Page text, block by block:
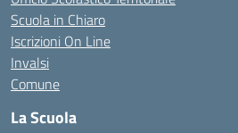
Scuola in Chiaro
Iscrizioni On Line
Invalsi
Comune
La Scuola